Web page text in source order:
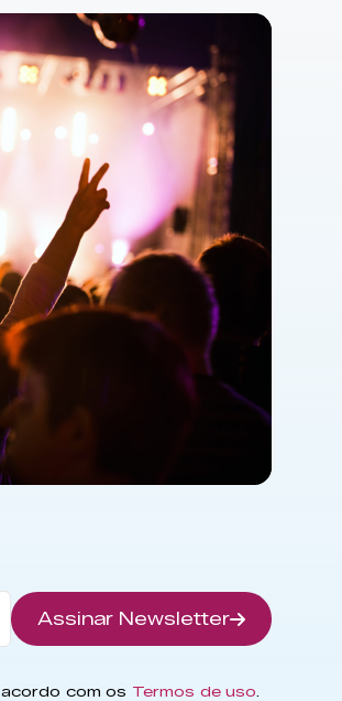
Assinar Newsletter
com os Termos de uso